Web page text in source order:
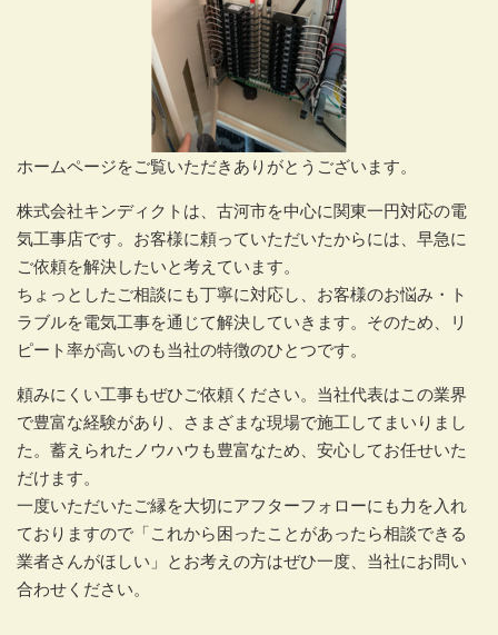
ホームページをご覧いただきありがとうございます。
株式会社キンディクトは、古河市を中心に関東一円対応の電
気工事店です。お客様に頼っていただいたからには、早急に
ご依頼を解決したいと考えています。
ちょっとしたご相談にも丁寧に対応し、お客様のお悩み・ト
ラブルを電気工事を通じて解決していきます。そのため、リ
ピート率が高いのも当社の特徴のひとつです。
頼みにくい工事もぜひご依頼ください。当社代表はこの業界
で豊富な経験があり、さまざまな現場で施工してまいりまし
た。蓄えられたノウハウも豊富なため、安心してお任せいた
だけます。
一度いただいたご縁を大切にアフターフォローにも力を入れ
ておりますので「これから困ったことがあったら相談できる
業者さんがほしい」とお考えの方はぜひ一度、当社にお問い
合わせください。